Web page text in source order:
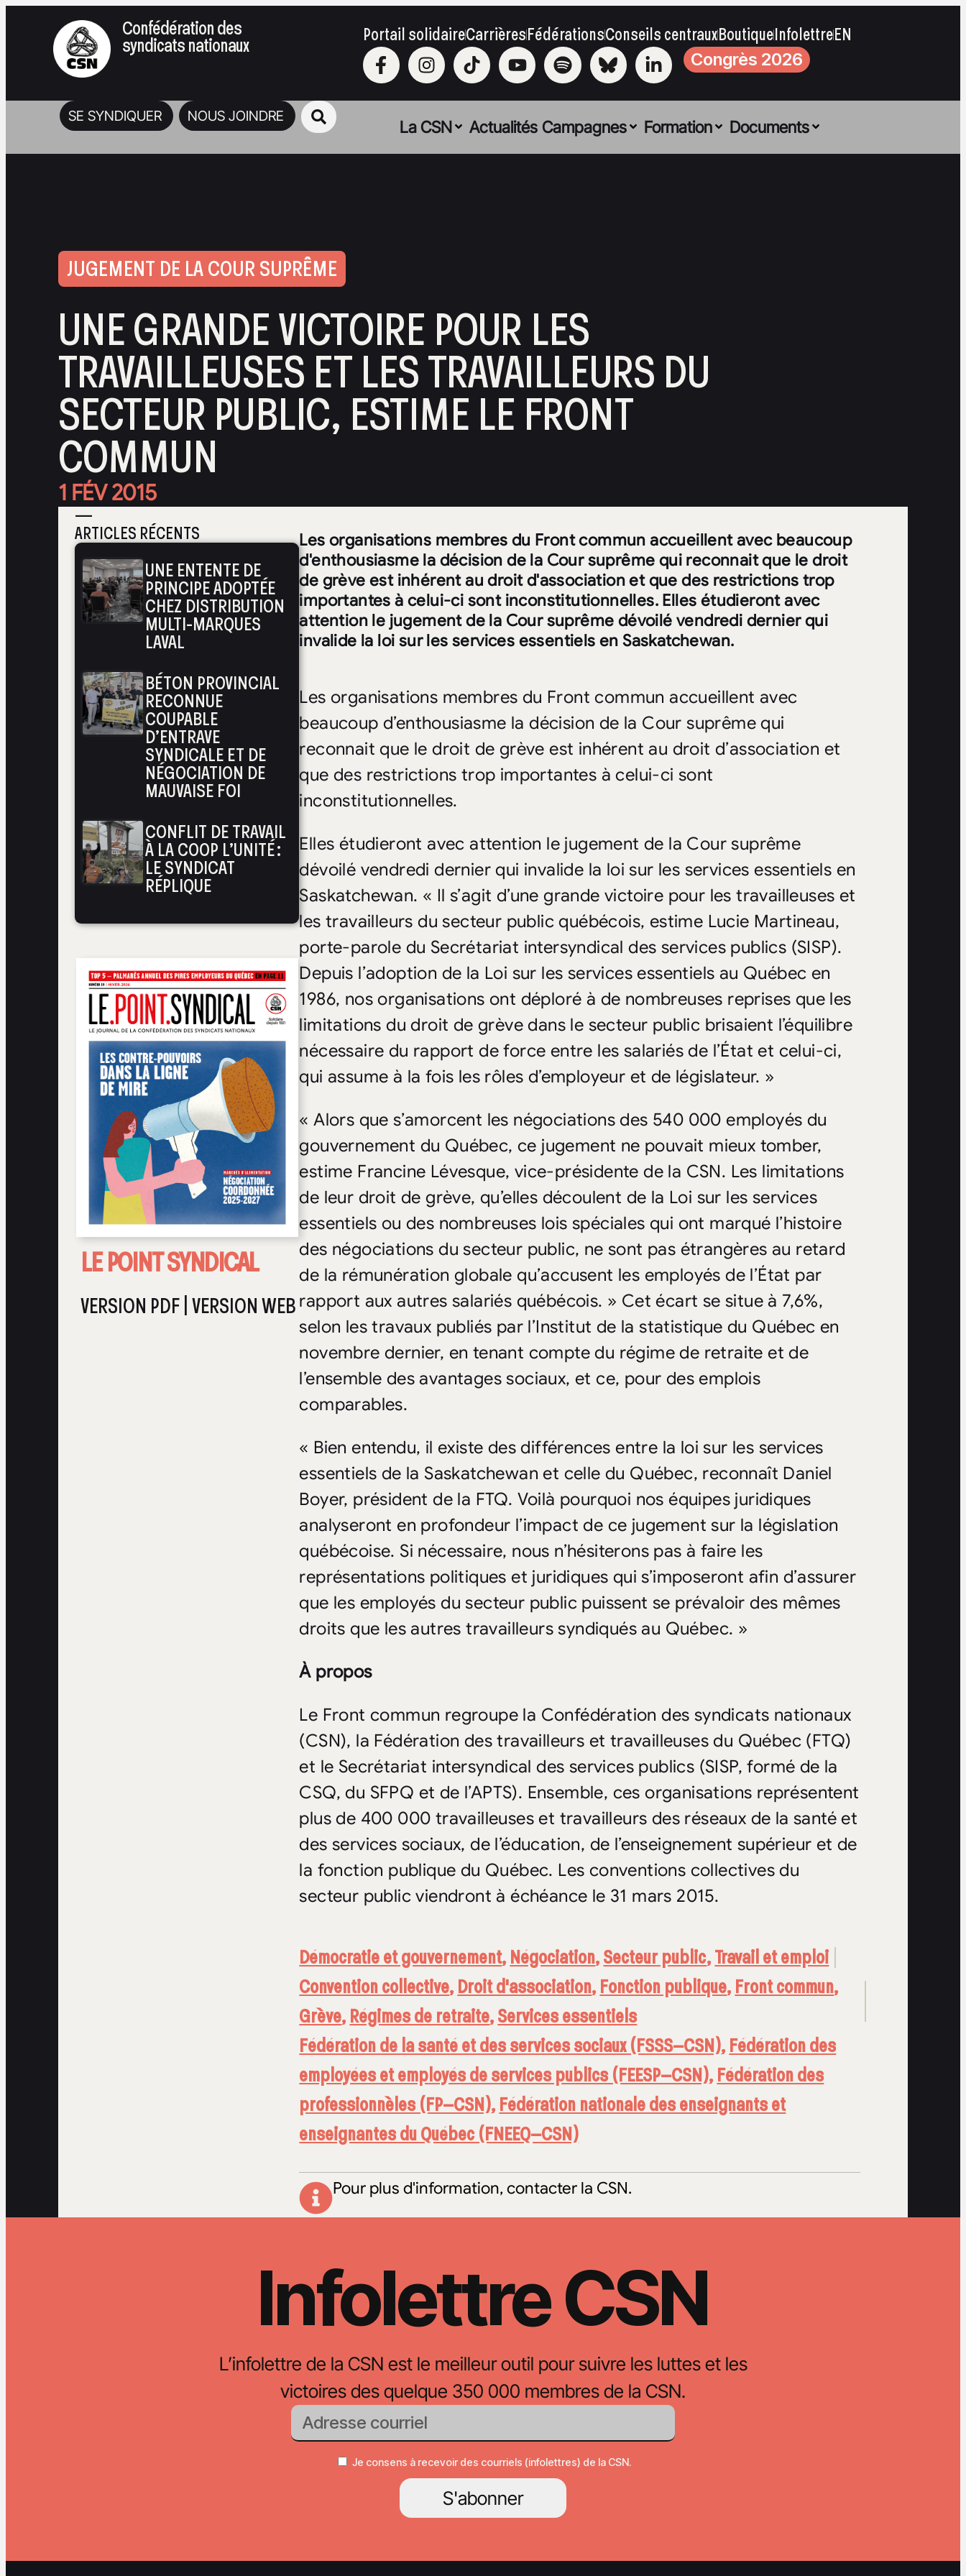
Confédération des
syndicats nationaux Portail solidaireCarrièresFédérationsConseils centrauxBoutiqueInfolettreEN
Congrès 2026
SE SYNDIQUER NOUS JOINDRE
La CSN Actualités Campagnes Formation Documents
JUGEMENT DE LA COUR SUPRÊME
UNE GRANDE VICTOIRE POUR LES
TRAVAILLEUSES ET LES TRAVAILLEURS DU
SECTEUR PUBLIC, ESTIME LE FRONT
COMMUN
1 FÉV 2015
—
ARTICLES RÉCENTS
UNE ENTENTE DE
PRINCIPE ADOPTÉE
CHEZ DISTRIBUTION
MULTI-MARQUES
LAVAL
BÉTON PROVINCIAL
RECONNUE
COUPABLE
D’ENTRAVE
SYNDICALE ET DE
NÉGOCIATION DE
MAUVAISE FOI
CONFLIT DE TRAVAIL
À LA COOP L’UNITÉ :
LE SYNDICAT
RÉPLIQUE
LE POINT SYNDICAL
VERSION PDF|VERSION WEB
Les organisations membres du Front commun accueillent avec beaucoup
d'enthousiasme la décision de la Cour suprême qui reconnait que le droit
de grève est inhérent au droit d'association et que des restrictions trop
importantes à celui-ci sont inconstitutionnelles. Elles étudieront avec
attention le jugement de la Cour suprême dévoilé vendredi dernier qui
invalide la loi sur les services essentiels en Saskatchewan.
Les organisations membres du Front commun accueillent avec
beaucoup d’enthousiasme la décision de la Cour suprême qui
reconnait que le droit de grève est inhérent au droit d’association et
que des restrictions trop importantes à celui-ci sont
inconstitutionnelles.
Elles étudieront avec attention le jugement de la Cour suprême
dévoilé vendredi dernier qui invalide la loi sur les services essentiels en
Saskatchewan. « Il s’agit d’une grande victoire pour les travailleuses et
les travailleurs du secteur public québécois, estime Lucie Martineau,
porte-parole du Secrétariat intersyndical des services publics (SISP).
Depuis l’adoption de la Loi sur les services essentiels au Québec en
1986, nos organisations ont déploré à de nombreuses reprises que les
limitations du droit de grève dans le secteur public brisaient l’équilibre
nécessaire du rapport de force entre les salariés de l’État et celui-ci,
qui assume à la fois les rôles d’employeur et de législateur. »
« Alors que s’amorcent les négociations des 540 000 employés du
gouvernement du Québec, ce jugement ne pouvait mieux tomber,
estime Francine Lévesque, vice-présidente de la CSN. Les limitations
de leur droit de grève, qu’elles découlent de la Loi sur les services
essentiels ou des nombreuses lois spéciales qui ont marqué l’histoire
des négociations du secteur public, ne sont pas étrangères au retard
de la rémunération globale qu’accusent les employés de l’État par
rapport aux autres salariés québécois. » Cet écart se situe à 7,6%,
selon les travaux publiés par l’Institut de la statistique du Québec en
novembre dernier, en tenant compte du régime de retraite et de
l’ensemble des avantages sociaux, et ce, pour des emplois
comparables.
« Bien entendu, il existe des différences entre la loi sur les services
essentiels de la Saskatchewan et celle du Québec, reconnaît Daniel
Boyer, président de la FTQ. Voilà pourquoi nos équipes juridiques
analyseront en profondeur l’impact de ce jugement sur la législation
québécoise. Si nécessaire, nous n’hésiterons pas à faire les
représentations politiques et juridiques qui s’imposeront afin d’assurer
que les employés du secteur public puissent se prévaloir des mêmes
droits que les autres travailleurs syndiqués au Québec. »
À propos
Le Front commun regroupe la Confédération des syndicats nationaux
(CSN), la Fédération des travailleurs et travailleuses du Québec (FTQ)
et le Secrétariat intersyndical des services publics (SISP, formé de la
CSQ, du SFPQ et de l’APTS). Ensemble, ces organisations représentent
plus de 400 000 travailleuses et travailleurs des réseaux de la santé et
des services sociaux, de l’éducation, de l’enseignement supérieur et de
la fonction publique du Québec. Les conventions collectives du
secteur public viendront à échéance le 31 mars 2015.
Démocratie et gouvernement,Négociation,Secteur public,Travail et emploi
Convention collective,Droit d'association,Fonction publique,Front commun,
Grève,Régimes de retraite,Services essentiels
Fédération de la santé et des services sociaux (FSSS–CSN),Fédération des
employées et employés de services publics (FEESP–CSN),Fédération des
professionnèles (FP–CSN),Fédération nationale des enseignants et
enseignantes du Québec (FNEEQ–CSN)
Pour plus d'information, contacter la CSN.
Infolettre CSN
L’infolettre de la CSN est le meilleur outil pour suivre les luttes et les
victoires des quelque 350 000 membres de la CSN.
Je consens à recevoir des courriels (infolettres) de la CSN.
S'abonner